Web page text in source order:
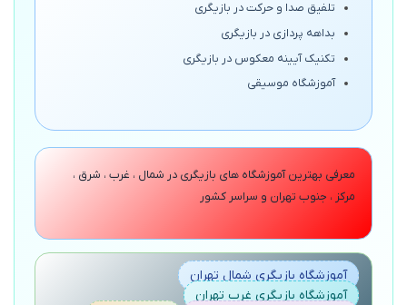
تلفیق صدا و حرکت در بازیگری
بداهه پردازی در بازیگری
تکنیک آیینه معکوس در بازیگری
آموزشگاه موسیقی
معرفی بهترین آموزشگاه های بازیگری در شمال ، غرب ، شرق ،
مرکز ، جنوب تهران و سراسر کشور
آموزشگاه بازیگری شمال تهران
آموزشگاه بازیگری غرب تهران